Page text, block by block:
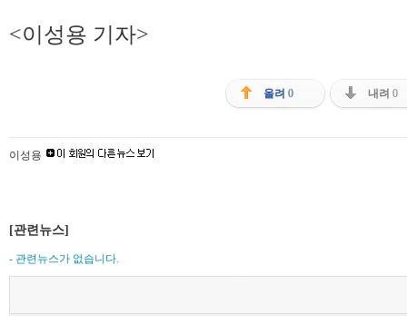
<이성용 기자>
올려 0 내려 0
이성용
[관련뉴스]
- 관련뉴스가 없습니다.